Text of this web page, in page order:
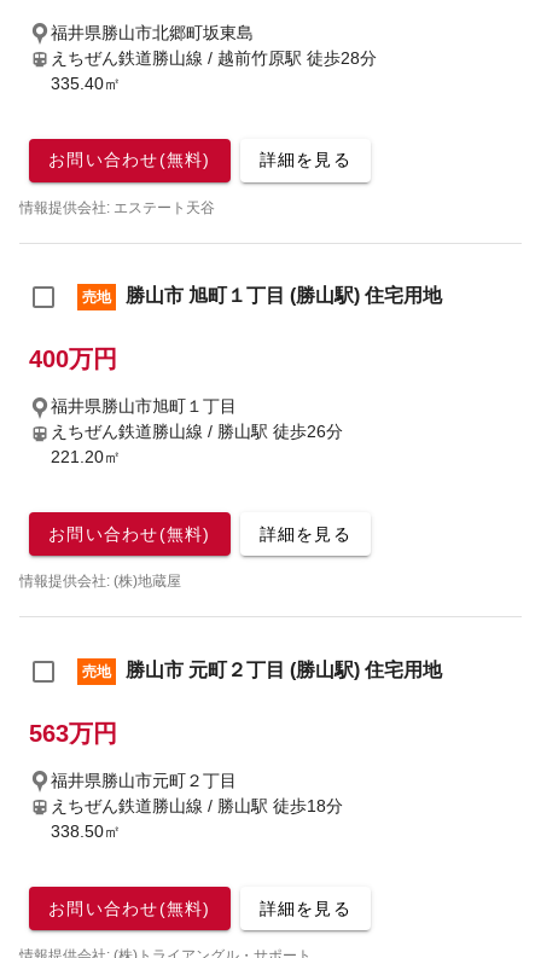
福井県勝山市北郷町坂東島
えちぜん鉄道勝山線 / 越前竹原駅 徒歩28分
335.40㎡
お問い合わせ(無料) 詳細を見る
情報提供会社: エステート天谷
売地 勝山市 旭町１丁目 (勝山駅) 住宅用地
400万円
福井県勝山市旭町１丁目
えちぜん鉄道勝山線 / 勝山駅 徒歩26分
221.20㎡
お問い合わせ(無料) 詳細を見る
情報提供会社: (株)地蔵屋
売地 勝山市 元町２丁目 (勝山駅) 住宅用地
563万円
福井県勝山市元町２丁目
えちぜん鉄道勝山線 / 勝山駅 徒歩18分
338.50㎡
お問い合わせ(無料) 詳細を見る